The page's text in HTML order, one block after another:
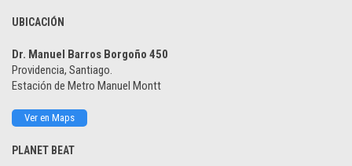
UBICACIÓN
Dr. Manuel Barros Borgoño 450
Providencia, Santiago.
Estación de Metro Manuel Montt
Ver en Maps
PLANET BEAT